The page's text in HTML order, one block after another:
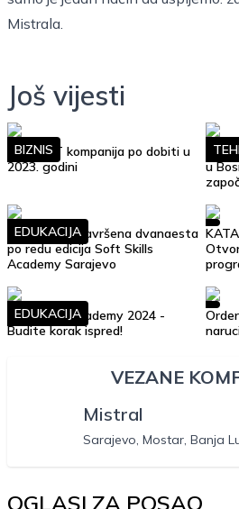
Mistrala.
Još vijesti
Top 10 IT kompanija po dobiti u
2023. godini
BIZNIS
u
Uspješno je završena dvanaesta
po redu edicija Soft Skills
Academy Sarajevo
EDUKACIJA
Soft Skills Academy 2024 -
Budite korak ispred!
EDUKACIJA
VEZANE
Mistral
Sarajevo, Mostar, Banja
OGLASI ZA POSAO